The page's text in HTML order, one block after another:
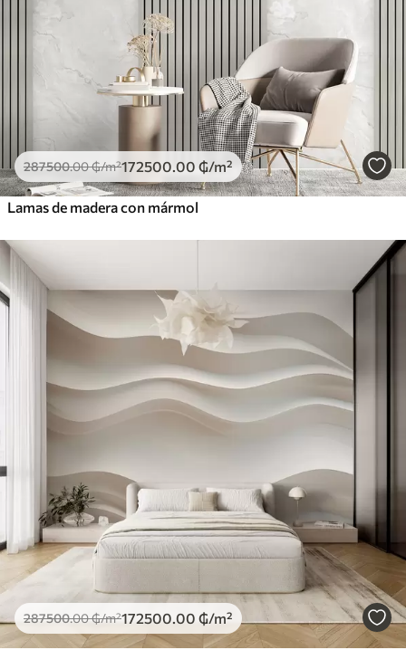
287500.00₲/m²172500 .00 ₲/m²
Lamas de madera con mármol
287500.00₲/m²172500 .00 ₲/m²